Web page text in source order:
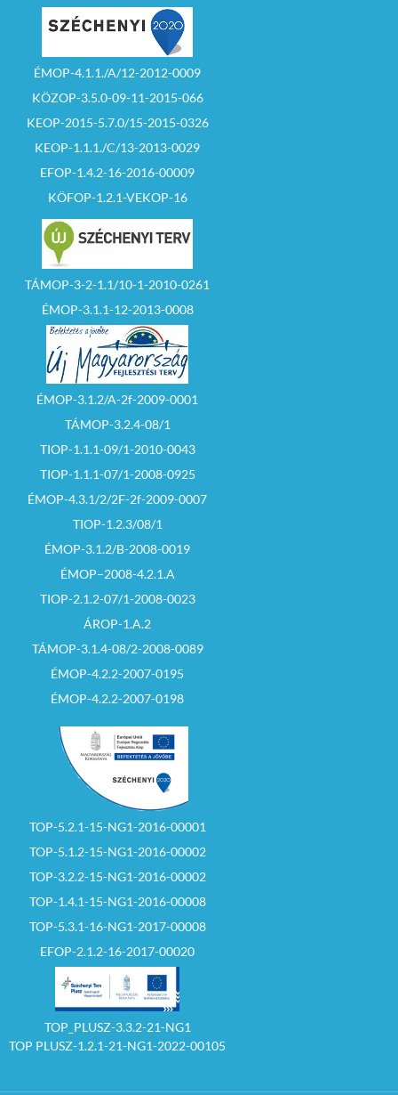
ÉMOP-4.1.1./A/12-2012-0009
KÖZOP-3.5.0-09-11-2015-066
KEOP-2015-5.7.0/15-2015-0326
KEOP-1.1.1./C/13-2013-0029
EFOP-1.4.2-16-2016-00009
KÖFOP-1.2.1-VEKOP-16
TÁMOP-3-2-1.1/10-1-2010-0261
ÉMOP-3.1.1-12-2013-0008
ÉMOP-3.1.2/A-2f-2009-0001
TÁMOP-3.2.4-08/1
TIOP-1.1.1-09/1-2010-0043
TIOP-1.1.1-07/1-2008-0925
ÉMOP-4.3.1/2/2F-2f-2009-0007
TIOP-1.2.3/08/1
ÉMOP-3.1.2/B-2008-0019
ÉMOP–2008-4.2.1.A
TIOP-2.1.2-07/1-2008-0023
ÁROP-1.A.2
TÁMOP-3.1.4-08/2-2008-0089
ÉMOP-4.2.2-2007-0195
ÉMOP-4.2.2-2007-0198
TOP-5.2.1-15-NG1-2016-00001
TOP-5.1.2-15-NG1-2016-00002
TOP-3.2.2-15-NG1-2016-00002
TOP-1.4.1-15-NG1-2016-00008
TOP-5.3.1-16-NG1-2017-00008
EFOP-2.1.2-16-2017-00020
TOP_PLUSZ-3.3.2-21-NG1
TOP PLUSZ-1.2.1-21-NG1-2022-00105